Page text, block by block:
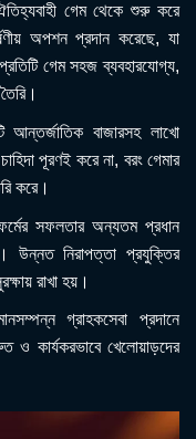
গেম থেকে শুরু করে
অপশন প্রদান করেছে, যা
গেম সহজ ব্যবহারযোগ্য,
আন্তর্জাতিক বাজারসহ লাখো
পূরণই করে না, বরং গেমার
করে।
সফলতার অন্যতম প্রধান
উন্নত নিরাপত্তা প্রযুক্তির
রাখা হয়।
গ্রাহকসেবা প্রদানে
ও কার্যকরভাবে খেলোয়াড়দের